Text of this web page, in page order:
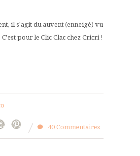
il s'agit du auvent (enneigé) vu
pour le Clic Clac chez Cricri !
40 Commentaires